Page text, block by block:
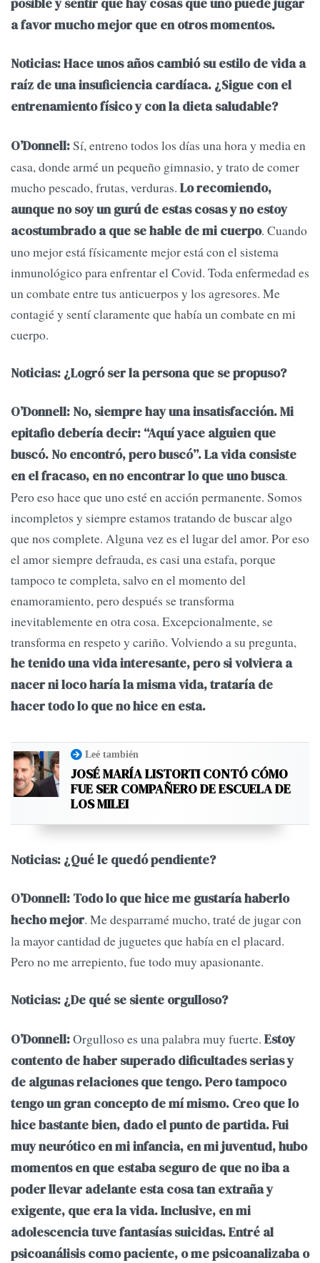
posible y sentir que hay cosas que uno puede jugar
a favor mucho mejor que en otros momentos.
Noticias: Hace unos años cambió su estilo de vida a
raíz de una insuficiencia cardíaca. ¿Sigue con el
entrenamiento físico y con la dieta saludable?
O’Donnell:Sí, entreno todos los días una hora y media en
casa, donde armé un pequeño gimnasio, y trato de comer
mucho pescado, frutas, verduras. Lo recomiendo,
aunque no soy un gurú de estas cosas y no estoy
acostumbrado a que se hable de mi cuerpo. Cuando
uno mejor está físicamente mejor está con el sistema
inmunológico para enfrentar el Covid. Toda enfermedad es
un combate entre tus anticuerpos y los agresores. Me
contagié y sentí claramente que había un combate en mi
cuerpo.
Noticias: ¿Logró ser la persona que se propuso?
O’Donnell: No, siempre hay una insatisfacción. Mi
epitafio debería decir: “Aquí yace alguien que
buscó. No encontró, pero buscó”. La vida consiste
en el fracaso, en no encontrar lo que uno busca.
Pero eso hace que uno esté en acción permanente. Somos
incompletos y siempre estamos tratando de buscar algo
que nos complete. Alguna vez es el lugar del amor. Por eso
el amor siempre defrauda, es casi una estafa, porque
tampoco te completa, salvo en el momento del
enamoramiento, pero después se transforma
inevitablemente en otra cosa. Excepcionalmente, se
transforma en respeto y cariño. Volviendo a su pregunta,
he tenido una vida interesante, pero si volviera a
nacer ni loco haría la misma vida, trataría de
hacer todo lo que no hice en esta.
Leé también
JOSÉ MARÍA LISTORTI CONTÓ CÓMO
FUE SER COMPAÑERO DE ESCUELA DE
LOS MILEI
Noticias: ¿Qué le quedó pendiente?
O’Donnell: Todo lo que hice me gustaría haberlo
hecho mejor. Me desparramé mucho, traté de jugar con
la mayor cantidad de juguetes que había en el placard.
Pero no me arrepiento, fue todo muy apasionante.
Noticias: ¿De qué se siente orgulloso?
O’Donnell:Orgulloso es una palabra muy fuerte. Estoy
contento de haber superado dificultades serias y
de algunas relaciones que tengo. Pero tampoco
tengo un gran concepto de mí mismo. Creo que lo
hice bastante bien, dado el punto de partida. Fui
muy neurótico en mi infancia, en mi juventud, hubo
momentos en que estaba seguro de que no iba a
poder llevar adelante esta cosa tan extraña y
exigente, que era la vida. Inclusive, en mi
adolescencia tuve fantasías suicidas. Entré al
psicoanálisis como paciente, o me psicoanalizaba o